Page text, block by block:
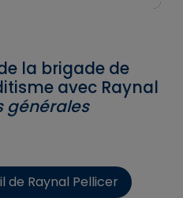
la brigade de
avec Raynal
générales
de Raynal Pellicer